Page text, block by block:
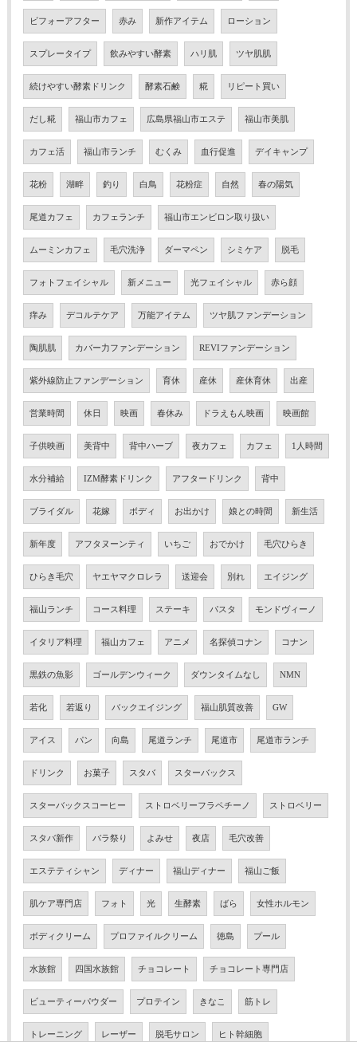
ビフォーアフター 赤み 新作アイテム ローション
スプレータイプ 飲みやすい酵素 ハリ肌 ツヤ肌肌
続けやすい酵素ドリンク 酵素石鹸 糀 リピート買い
だし糀 福山市カフェ 広島県福山市エステ 福山市美肌
カフェ活 福山市ランチ むくみ 血行促進 デイキャンプ
花粉 湖畔 釣り 白鳥 花粉症 自然 春の陽気
尾道カフェ カフェランチ 福山市エンビロン取り扱い
ムーミンカフェ 毛穴洗浄 ダーマペン シミケア 脱毛
フォトフェイシャル 新メニュー 光フェイシャル 赤ら顔
痒み デコルテケア 万能アイテム ツヤ肌ファンデーション
陶肌肌 カバー力ファンデーション REVIファンデーション
紫外線防止ファンデーション 育休 産休 産休育休 出産
営業時間 休日 映画 春休み ドラえもん映画 映画館
子供映画 美背中 背中ハーブ 夜カフェ カフェ 1人時間
水分補給 IZM酵素ドリンク アフタードリンク 背中
ブライダル 花嫁 ボディ お出かけ 娘との時間 新生活
新年度 アフタヌーンティ いちご おでかけ 毛穴ひらき
ひらき毛穴 ヤエヤマクロレラ 送迎会 別れ エイジング
福山ランチ コース料理 ステーキ パスタ モンドヴィーノ
イタリア料理 福山カフェ アニメ 名探偵コナン コナン
黒鉄の魚影 ゴールデンウィーク ダウンタイムなし NMN
若化 若返り バックエイジング 福山肌質改善 GW
アイス パン 向島 尾道ランチ 尾道市 尾道市ランチ
ドリンク お菓子 スタバ スターバックス
スターバックスコーヒー ストロベリーフラペチーノ ストロベリー
スタバ新作 バラ祭り よみせ 夜店 毛穴改善
エステティシャン ディナー 福山ディナー 福山ご飯
肌ケア専門店 フォト 光 生酵素 ばら 女性ホルモン
ボディクリーム プロファイルクリーム 徳島 プール
水族館 四国水族館 チョコレート チョコレート専門店
ビューティーパウダー プロテイン きなこ 筋トレ
トレーニング レーザー 脱毛サロン ヒト幹細胞